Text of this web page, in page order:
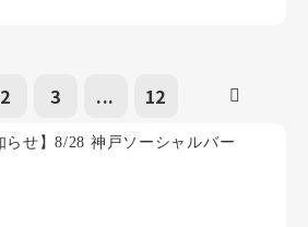
2 3 ... 12